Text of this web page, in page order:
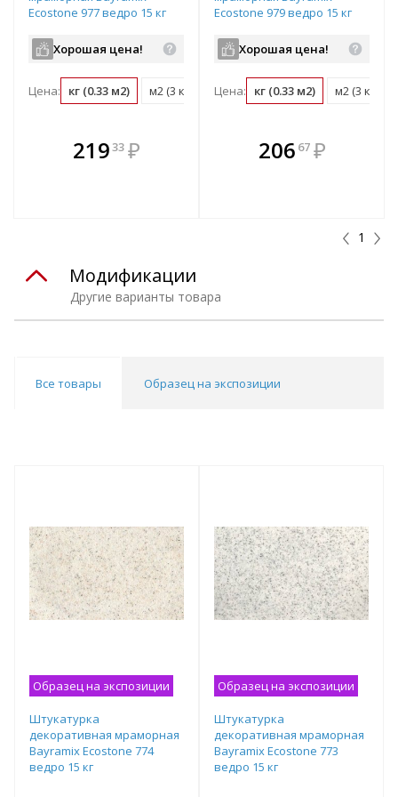
Ecostone 977 ведро 15 кг
Хорошая цена!
Цена: кг (0.33 м2) м2 (3 кг) ведро (15 кг)
21933 ₽
В комплекте
всегда выгоднее!
Ecostone 979 ведро 15 кг
Хорошая цена!
Цена: кг (0.33 м2) м2 (3 кг)
В комплекте
всегда выгоднее!
206 67 ₽
1
Другие варианты товара
Модификации
Все товары Образец на экспозиции
Образец на экспозиции
Штукатурка
декоративная мраморная
Bayramix Ecostone 774
ведро 15 кг
Образец на экспозиции
Штукатурка
декоративная мраморная
Bayramix Ecostone 773
ведро 15 кг